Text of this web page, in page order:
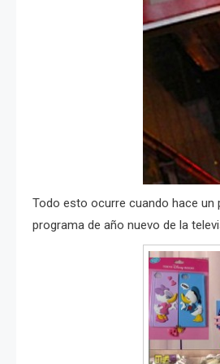
Todo esto ocurre cuando hace un
programa de año nuevo de la